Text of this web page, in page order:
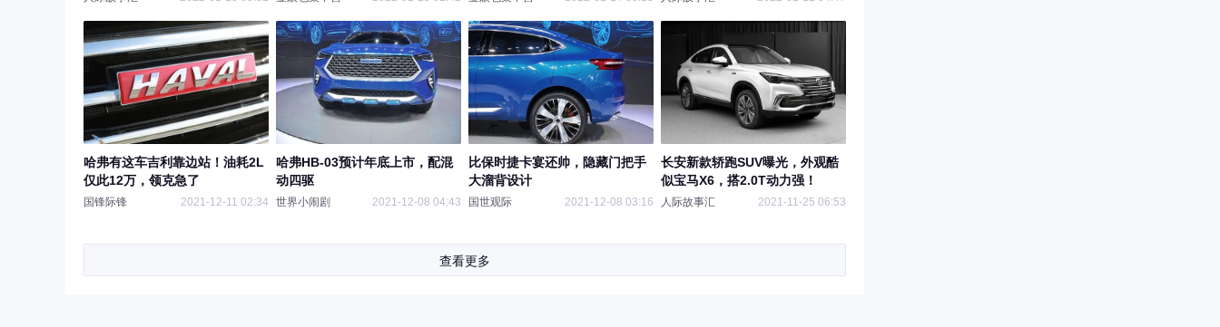
哈弗有这车吉利靠边站！油耗2L
仅此12万，领克急了
国锋际锋 2021-12-11 02:34
哈弗HB-03预计年底上市，配混
动四驱
世界小闹剧 2021-12-08 04:43
比保时捷卡宴还帅，隐藏门把手
大溜背设计
国世观际 2021-12-08 03:16
长安新款轿跑SUV曝光，外观酷
似宝马X6，搭2.0T动力强！
人际故事汇 2021-11-25 06:53
查看更多